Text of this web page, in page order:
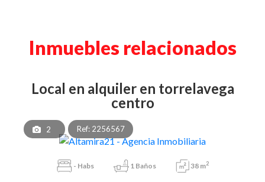
Inmuebles relacionados
local en alquiler en torrelavega
centro
2 Ref: 2256567
- Habs 1 Baños 38 m2